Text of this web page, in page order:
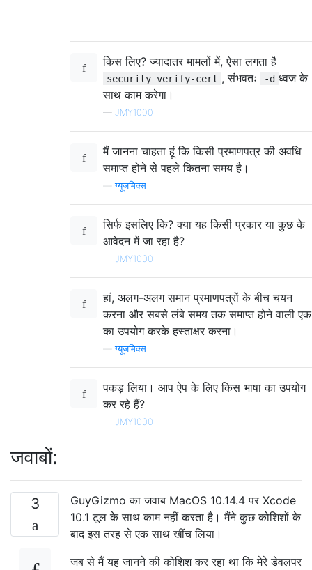
किस लिए? ज्यादातर मामलों में, ऐसा लगता है
security verify-cert , संभवतः -d ध्वज के
साथ काम करेगा।
— JMY1000
मैं जानना चाहता हूं कि किसी प्रमाणपत्र की अवधि
समाप्त होने से पहले कितना समय है।
—ग्यूजमिक्स
सिर्फ इसलिए कि? क्या यह किसी प्रकार या कुछ के
आवेदन में जा रहा है?
— JMY1000
हां, अलग-अलग समान प्रमाणपत्रों के बीच चयन
करना और सबसे लंबे समय तक समाप्त होने वाली एक
का उपयोग करके हस्ताक्षर करना।
—ग्यूजमिक्स
पकड़ लिया। आप ऐप के लिए किस भाषा का उपयोग
कर रहे हैं?
— JMY1000
जवाबों:
3
GuyGizmo का जवाब MacOS 10.14.4 पर Xcode
10.1 टूल के साथ काम नहीं करता है। मैंने कुछ कोशिशों के
बाद इस तरह से एक साथ खींच लिया।
जब से मैं यह जानने की कोशिश कर रहा था कि मेरे डेवलपर